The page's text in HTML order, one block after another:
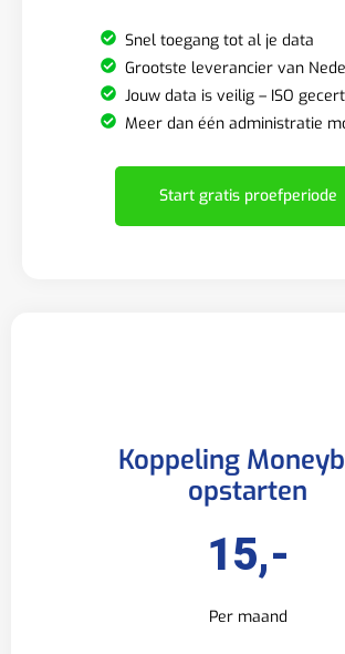
Snel toegang tot al je data
Grootste leverancier van
Jouw data is veilig – ISO
Meer dan één administratie
Start gratis proefperiode
Koppeling
opstarten
15,-
Per maand